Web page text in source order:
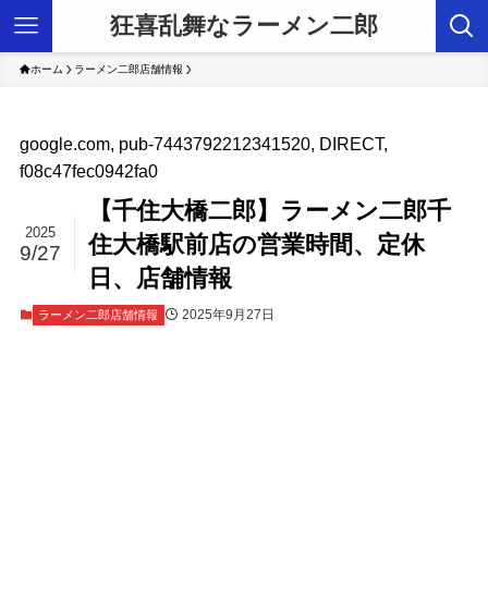
狂喜乱舞なラーメン二郎
ホーム ラーメン二郎店舗情報
google.com, pub-7443792212341520, DIRECT,
f08c47fec0942fa0
【千住大橋二郎】ラーメン二郎千
住大橋駅前店の営業時間、定休
日、店舗情報
2025
9/27
ラーメン二郎店舗情報 2025年9月27日